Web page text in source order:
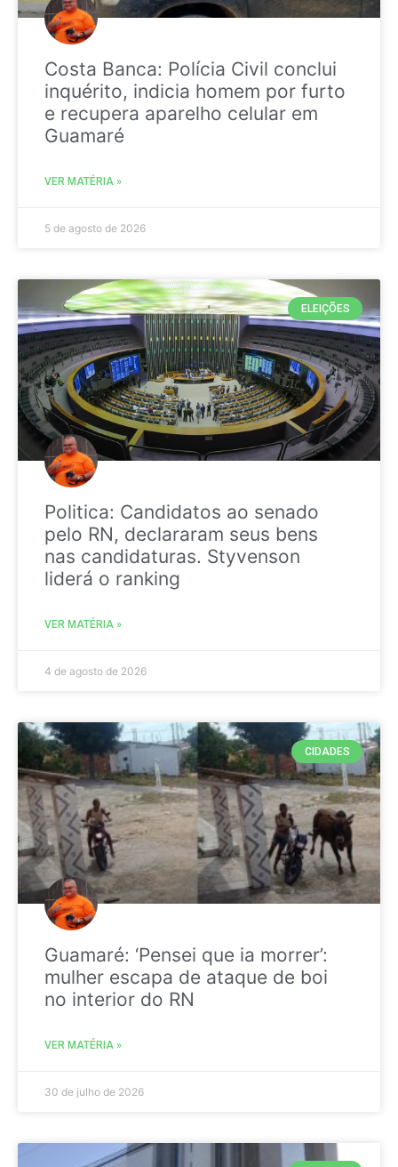
Costa Banca: Polícia Civil conclui
inquérito, indicia homem por furto
e recupera aparelho celular em
Guamaré
VER MATÉRIA »
5 de agosto de 2026
ELEIÇÕES
Politica: Candidatos ao senado
pelo RN, declararam seus bens
nas candidaturas. Styvenson
liderá o ranking
VER MATÉRIA »
4 de agosto de 2026
CIDADES
Guamaré: ‘Pensei que ia morrer’:
mulher escapa de ataque de boi
no interior do RN
VER MATÉRIA »
30 de julho de 2026